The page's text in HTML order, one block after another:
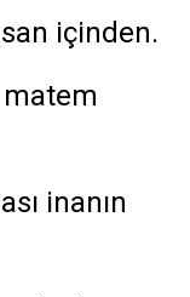
içinden.
matem
inanın